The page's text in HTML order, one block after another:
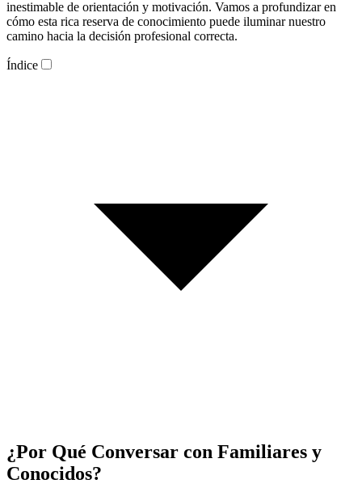
inestimable de orientación y motivación. Vamos a profundizar en
cómo esta rica reserva de conocimiento puede iluminar nuestro
camino hacia la decisión profesional correcta.
Índice
¿Por Qué Conversar con Familiares y
Conocidos?